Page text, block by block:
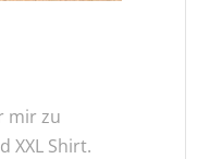
mir zu
XXL Shirt.